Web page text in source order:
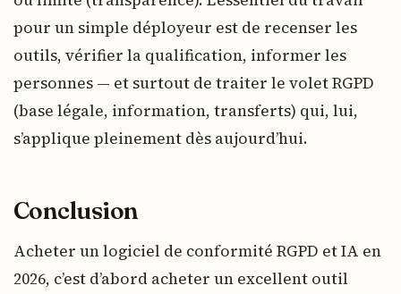
pour un simple déployeur est de recenser les
outils, vérifier la qualification, informer les
personnes — et surtout de traiter le volet RGPD
(base légale, information, transferts) qui, lui,
s’applique pleinement dès aujourd’hui.
Conclusion
Acheter un logiciel de conformité RGPD et IA en
2026, c’est d’abord acheter un excellent outil